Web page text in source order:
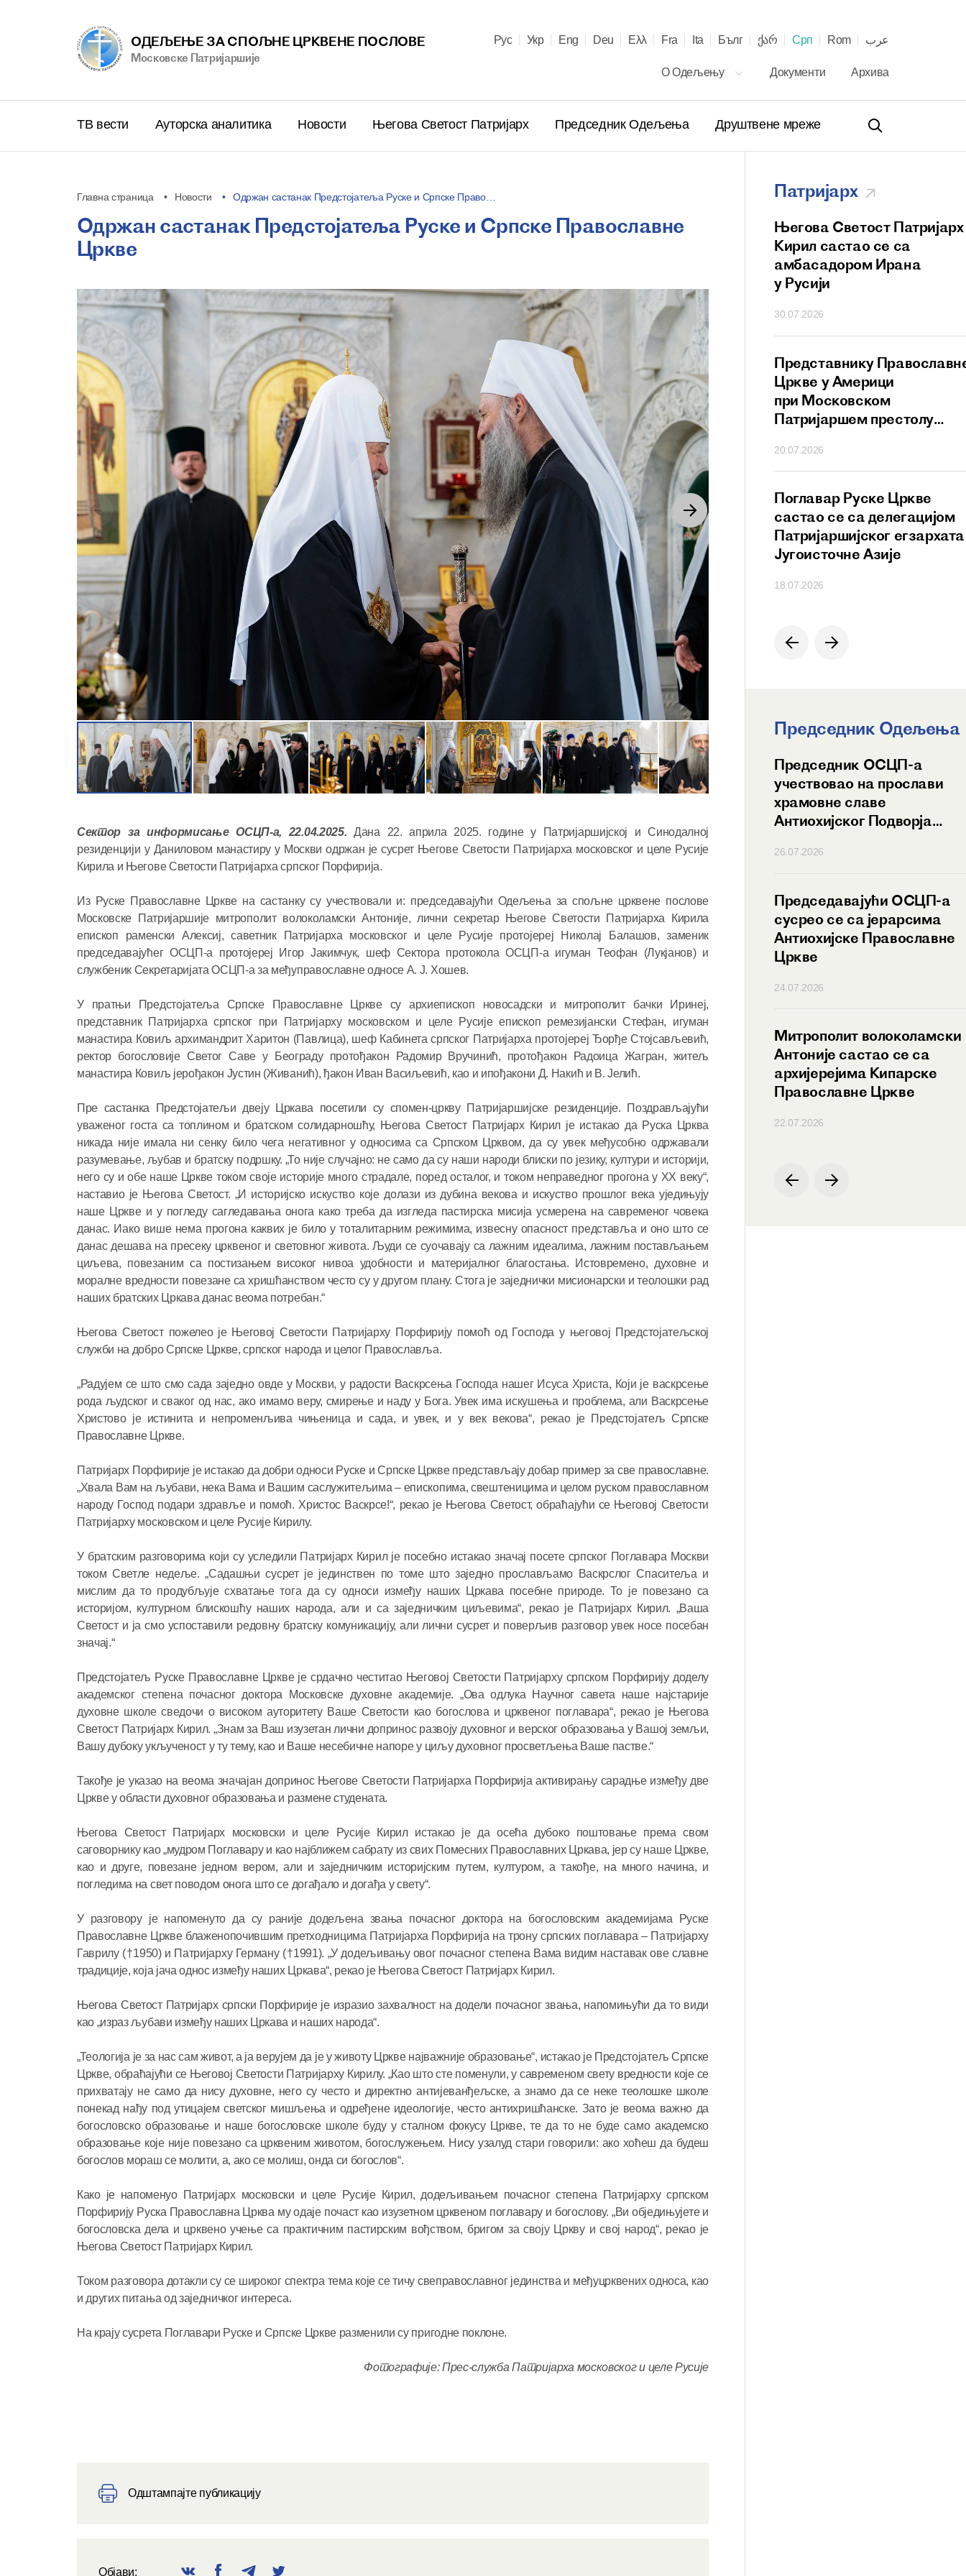
ОДЕЉЕЊЕ ЗА СПОЉНЕ ЦРКВЕНЕ ПОСЛОВЕ
Московске Патриjаршије
Рус Укр Eng Deu Ελλ Fra Ita Бълг ქარ Срп Rom عرب
О Одељењу Документи Архива
ТВ вести Ауторска аналитика Новости Његова Светост Патријарх Председник Одељења Друштвене мреже
Главна страница Новости Одржан састанак Предстојатеља Руске и Српске Право…
Одржан састанак Предстојатеља Руске и Српске Православне
Цркве
Сектор за информисање ОСЦП-а, 22.04.2025.Дана 22. априла 2025. године у Патријаршијској и Синодалној
резиденцији у Даниловом манастиру у Москви одржан је сусрет Његове Светости Патријарха московског и целе Русије
Кирила и Његове Светости Патријарха српског Порфирија.
Из Руске Православне Цркве на састанку су учествовали и: председавајући Одељења за спољне црквене послове
Московске Патријаршије митрополит волоколамски Антоније, лични секретар Његове Светости Патријарха Кирила
епископ раменски Алексиј, саветник Патријарха московског и целе Русије протојереј Николај Балашов, заменик
председавајућег ОСЦП-а протојереј Игор Јакимчук, шеф Сектора протокола ОСЦП-а игуман Теофан (Лукјанов) и
службеник Секретаријата ОСЦП-а за међуправославне односе А. Ј. Хошев.
У пратњи Предстојатеља Српске Православне Цркве су архиепископ новосадски и митрополит бачки Иринеј,
представник Патријарха српског при Патријарху московском и целе Русије епископ ремезијански Стефан, игуман
манастира Ковиљ архимандрит Харитон (Павлица), шеф Кабинета српског Патријарха протојереј Ђорђе Стојсављевић,
ректор богословије Светог Саве у Београду протођакон Радомир Вручинић, протођакон Радоица Жагран, житељ
манастира Ковиљ јерођакон Јустин (Живанић), ђакон Иван Васиљевић, као и ипођакони Д. Накић и В. Јелић.
Пре састанка Предстојатељи двеју Цркава посетили су спомен-цркву Патријаршијске резиденције. Поздрављајући
уваженог госта са топлином и братском солидарношћу, Његова Светост Патријарх Кирил је истакао да Руска Црква
никада није имала ни сенку било чега негативног у односима са Српском Црквом, да су увек међусобно одржавали
разумевање, љубав и братску подршку. „То није случајно: не само да су наши народи блиски по језику, култури и историји,
него су и обе наше Цркве током своје историје много страдале, поред осталог, и током неправедног прогона у XX веку“,
наставио је Његова Светост. „И историјско искуство које долази из дубина векова и искуство прошлог века уједињују
наше Цркве и у погледу сагледавања онога како треба да изгледа пастирска мисија усмерена на савременог човека
данас. Иако више нема прогона каквих је било у тоталитарним режимима, извесну опасност представља и оно што се
данас дешава на пресеку црквеног и световног живота. Људи се суочавају са лажним идеалима, лажним постављањем
циљева, повезаним са постизањем високог нивоа удобности и материјалног благостања. Истовремено, духовне и
моралне вредности повезане са хришћанством често су у другом плану. Стога је заједнички мисионарски и теолошки рад
наших братских Цркава данас веома потребан.“
Његова Светост пожелео је Његовој Светости Патријарху Порфирију помоћ од Господа у његовој Предстојатељској
служби на добро Српске Цркве, српског народа и целог Православља.
„Радујем се што смо сада заједно овде у Москви, у радости Васкрсења Господа нашег Исуса Христа, Који је васкрсење
рода људског и сваког од нас, ако имамо веру, смирење и наду у Бога. Увек има искушења и проблема, али Васкрсење
Христово је истинита и непроменљива чињеница и сада, и увек, и у век векова“, рекао је Предстојатељ Српске
Православне Цркве.
Патријарх Порфирије је истакао да добри односи Руске и Српске Цркве представљају добар пример за све православне.
„Хвала Вам на љубави, нека Вама и Вашим саслужитељима – епископима, свештеницима и целом руском православном
народу Господ подари здравље и помоћ. Христос Васкрсе!“, рекао је Његова Светост, обраћајући се Његовој Светости
Патријарху московском и целе Русије Кирилу.
У братским разговорима који су уследили Патријарх Кирил је посебно истакао значај посете српског Поглавара Москви
током Светле недеље. „Садашњи сусрет је јединствен по томе што заједно прослављамо Васкрслог Спаситеља и
мислим да то продубљује схватање тога да су односи између наших Цркава посебне природе. То је повезано са
историјом, културном блискошћу наших народа, али и са заједничким циљевима“, рекао је Патријарх Кирил. „Ваша
Светост и ја смо успоставили редовну братску комуникацију, али лични сусрет и поверљив разговор увек носе посебан
значај.“
Предстојатељ Руске Православне Цркве је срдачно честитао Његовој Светости Патријарху српском Порфирију доделу
академског степена почасног доктора Московске духовне академије. „Ова одлука Научног савета наше најстарије
духовне школе сведочи о високом ауторитету Ваше Светости као богослова и црквеног поглавара“, рекао је Његова
Светост Патријарх Кирил. „Знам за Ваш изузетан лични допринос развоју духовног и верског образовања у Вашој земљи,
Вашу дубоку укљученост у ту тему, као и Ваше несебичне напоре у циљу духовног просветљења Ваше пастве.“
Такође је указао на веома значајан допринос Његове Светости Патријарха Порфирија активирању сарадње између две
Цркве у области духовног образовања и размене студената.
Његова Светост Патријарх московски и целе Русије Кирил истакао је да осећа дубоко поштовање према свом
саговорнику као „мудром Поглавару и као најближем сабрату из свих Помесних Православних Цркава, јер су наше Цркве,
као и друге, повезане једном вером, али и заједничким историјским путем, културом, а такође, на много начина, и
погледима на свет поводом онога што се догађало и догађа у свету“.
У разговору је напоменуто да су раније додељена звања почасног доктора на богословским академијама Руске
Православне Цркве блаженопочившим претходницима Патријарха Порфирија на трону српских поглавара – Патријарху
Гаврилу (†1950) и Патријарху Герману (†1991). „У додељивању овог почасног степена Вама видим наставак ове славне
традиције, која јача однос између наших Цркава“, рекао је Његова Светост Патријарх Кирил.
Његова Светост Патријарх српски Порфирије је изразио захвалност на додели почасног звања, напомињући да то види
као „израз љубави између наших Цркава и наших народа“.
„Теологија је за нас сам живот, а ја верујем да је у животу Цркве најважније образовање“, истакао је Предстојатељ Српске
Цркве, обраћајући се Његовој Светости Патријарху Кирилу. „Као што сте поменули, у савременом свету вредности које се
прихватају не само да нису духовне, него су често и директно антијеванђељске, а знамо да се неке теолошке школе
понекад нађу под утицајем светског мишљења и одређене идеологије, често антихришћанске. Зато је веома важно да
богословско образовање и наше богословске школе буду у сталном фокусу Цркве, те да то не буде само академско
образовање које није повезано са црквеним животом, богослужењем. Нису узалуд стари говорили: ако хоћеш да будеш
богослов мораш се молити, а, ако се молиш, онда си богослов“.
Како је напоменуо Патријарх московски и целе Русије Кирил, додељивањем почасног степена Патријарху српском
Порфирију Руска Православна Црква му одаје почаст као изузетном црквеном поглавару и богослову. „Ви обједињујете и
богословска дела и црквено учење са практичним пастирским вођством, бригом за своју Цркву и свој народ“, рекао је
Његова Светост Патријарх Кирил.
Током разговора дотакли су се широког спектра тема које се тичу свеправославног јединства и међуцрквених односа, као
и других питања од заједничког интереса.
На крају сусрета Поглавари Руске и Српске Цркве разменили су пригодне поклоне.
Фотографије: Прес-служба Патријарха московског и целе Русије
Одштампајте публикацију
Објави:
Патријарх
Његова Светост Патријарх
12.04.2026
Васкршња посланица
Патријарха московског
и целе Русије Кирила
11.04.2026
Васкршња честитка
Његове Светости
Патријарха Кирила
поглаварима инославних
Цркава
05.04.2026
Његова Светост Патријарх
Кирил састао се са
амбасадором Ирана
у Русији
30.07.2026
Представнику
Цркве у Америци
при Московском
Патријаршем престолу
Сергија Радоњешког
20.07.2026
Поглавар Руске Цркве
састао се са делегацијом
Патријаршијског егзархата
Југоисточне Азије
18.07.2026
Председник Одељења
Председавајући ОСЦП-а
честитао Његовој Светости
монашког пострига
и рукоположења
23.06.2026
Митрополит волоколамски
Антоније срео се са
представницима научних
кругова Српске Цркве
Његова Светост Патријарх
Кирил састао се са
председником Светског
руских сународника који
живе у иностранству
16.06.2026
Председник ОСЦП-а
учествовао на прослави
храмовне славе
Антиохијског Подворја
26.07.2026
Председавајући ОСЦП-а
сусрео се са јерарсима
Антиохијске Православне
Цркве
24.07.2026
Митрополит волоколамски
Антоније састао се са
архијерејима Кипарске
Православне Цркве
22.07.2026